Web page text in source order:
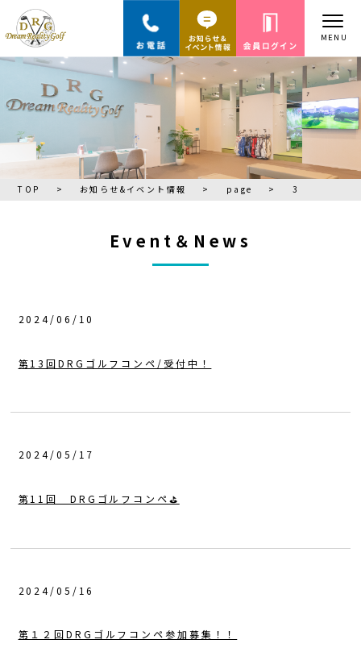
TOP > お知らせ&イベント情報 > page > 3
Event＆News
2024/06/10
第13回DRGゴルフコンペ/受付中！
2024/05/17
第11回 DRGゴルフコンペ⛳️
2024/05/16
第１２回DRGゴルフコンペ参加募集！！